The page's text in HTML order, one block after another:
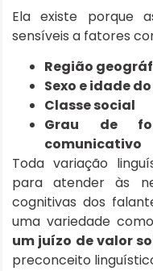
Ela existe porque
sensíveis a fatores
Região
Sexo e idade
Classe social
Grau de
comunicativo
Toda variação
para atender às
cognitivas dos
uma variedade
um juízo de valor
preconceito